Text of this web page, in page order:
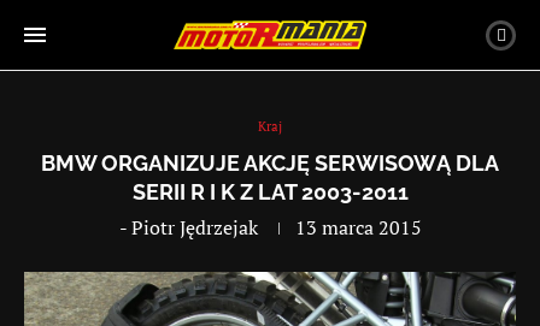
Kraj
BMW ORGANIZUJE AKCJĘ SERWISOWĄ DLA
SERII R I K Z LAT 2003-2011
-Piotr Jędrzejak 13 marca 2015